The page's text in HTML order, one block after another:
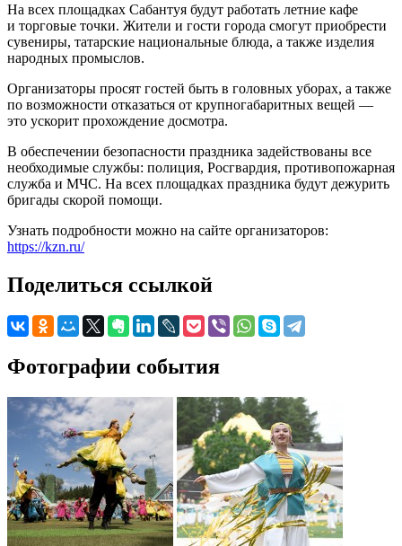
На всех площадках Сабантуя будут работать летние кафе
и торговые точки. Жители и гости города смогут приобрести
сувениры, татарские национальные блюда, а также изделия
народных промыслов.
Организаторы просят гостей быть в головных уборах, а также
по возможности отказаться от крупногабаритных вещей —
это ускорит прохождение досмотра.
В обеспечении безопасности праздника задействованы все
необходимые службы: полиция, Росгвардия, противопожарная
служба и МЧС. На всех площадках праздника будут дежурить
бригады скорой помощи.
Узнать подробности можно на сайте организаторов:
https://kzn.ru/
Поделиться ссылкой
Фотографии события